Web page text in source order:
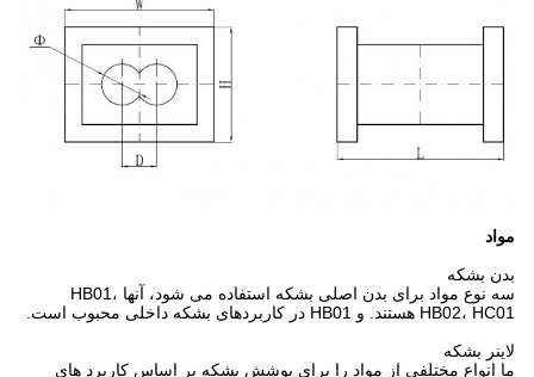
مواد
بدن بشکه
سه نوع مواد برای بدن اصلی بشکه استفاده می شود، آنها HB01،
HB02، HC01 هستند. و HB01 در کاربردهای بشکه داخلی محبوب است.
لاینر بشکه
ما انواع مختلفی از مواد را برای پوشش بشکه بر اساس کاربرد های